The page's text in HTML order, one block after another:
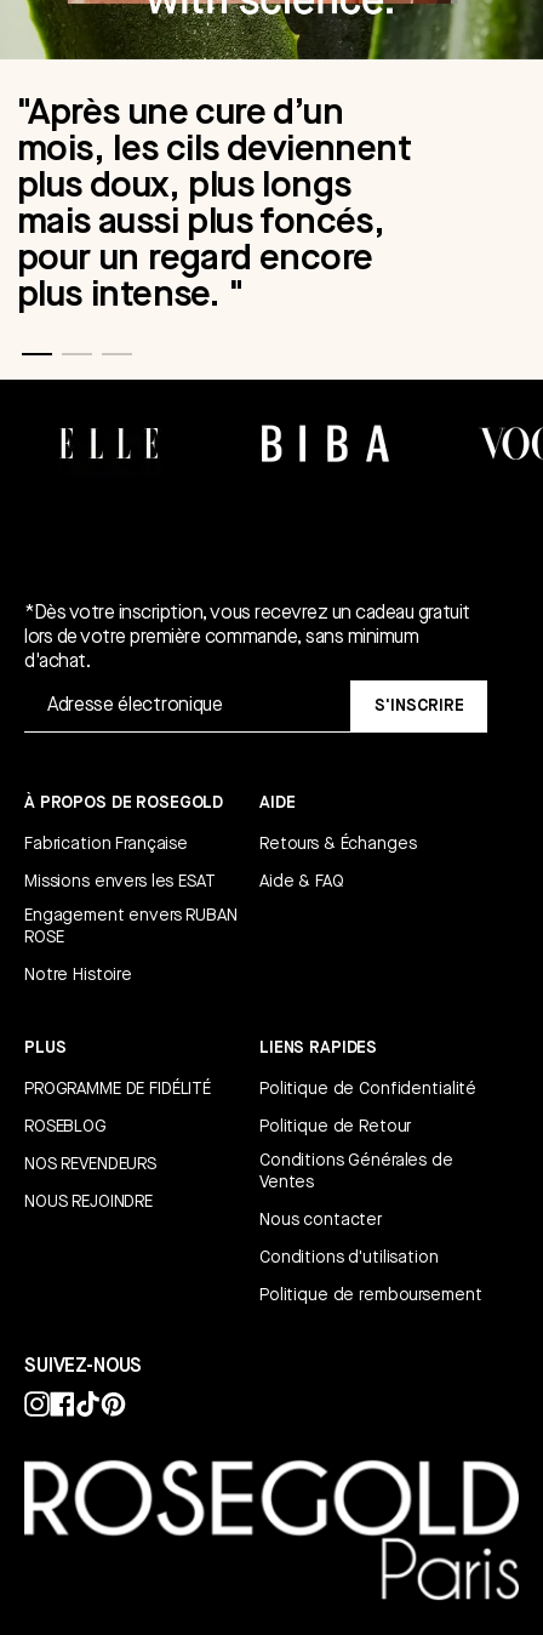
"Après une cure d’un
mois, les cils deviennent
plus doux, plus longs
mais aussi plus foncés,
pour un regard encore
plus intense. "
*Dès votre inscription, vous recevrez un cadeau gratuit
lors de votre première commande, sans minimum
d'achat.
S'INSCRIRE
À PROPOS DE ROSEGOLD
Fabrication Française
Missions envers les ESAT
Engagement envers RUBAN
ROSE
Notre Histoire
AIDE
Retours & Échanges
Aide & FAQ
PLUS
PROGRAMME DE FIDÉLITÉ
ROSEBLOG
NOS REVENDEURS
NOUS REJOINDRE
LIENS RAPIDES
Politique de Confidentialité
Politique de Retour
Conditions Générales de
Ventes
Nous contacter
Conditions d'utilisation
Politique de remboursement
SUIVEZ-NOUS
Instagram
Facebook
TikTokPinterest